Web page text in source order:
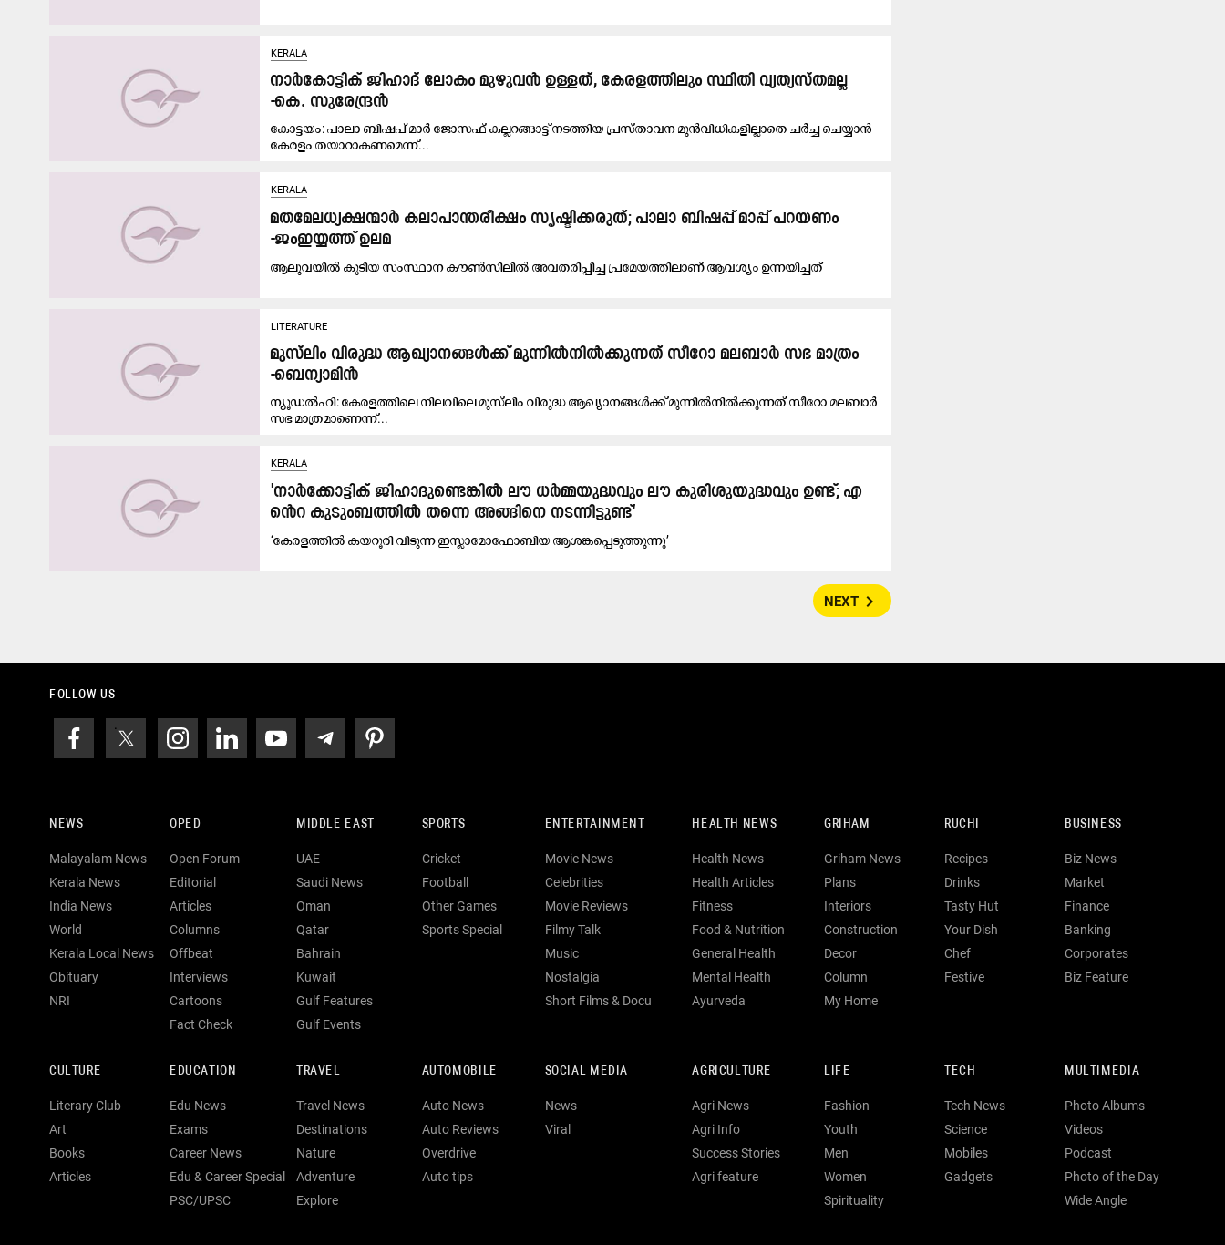
KERALA
നാർ​​േകാട്ടിക്​ ജിഹാദ്​ ലോകം മുഴുവൻ ഉള്ളത്​, കേരളത്തിലും സ്ഥിതി വ്യത്യസ്തമല്ല
-കെ. സുരേന്ദ്രൻ
കോട്ടയം: പാലാ ബിഷപ്​ മാർ ജോസഫ്​ കല്ലറങ്ങാട്ട്​ നടത്തിയ പ്രസ്​താവന മുൻവിധികളില്ലാതെ ചർച്ച ചെയ്യാൻ
കേരളം തയാറാകണമെന്ന്​...
KERALA
മതമേലധ്യക്ഷന്മാർ കലാപാന്തരീക്ഷം സൃഷ്ടിക്കരുത്; പാലാ ബിഷപ്പ് മാപ്പ് പറയണം
-ജംഇയ്യത്ത് ഉലമ
ആലുവയിൽ കൂടിയ സംസ്ഥാന കൗൺസിലിൽ അവതരിപ്പിച്ച പ്രമേയത്തിലാണ്​ ആവശ്യം ഉന്നയിച്ചത്​
LITERATURE
മുസ്‌ലിം വിരുദ്ധ ആഖ്യാനങ്ങള്‍ക്ക് മുന്നില്‍നില്‍ക്കുന്നത് സീറോ മലബാര്‍ സഭ മാത്രം
-ബെന്യാമിൻ
ന്യൂഡൽഹി: ​കേരളത്തിലെ നിലവിലെ മുസ്‌ലിം വിരുദ്ധ ആഖ്യാനങ്ങള്‍ക്ക് മുന്നില്‍നില്‍ക്കുന്നത് സീറോ മലബാര്‍
സഭ മാത്രമാണെന്ന്...
KERALA
'നാർക്കോട്ടിക്​ ജിഹാദുണ്ടെങ്കിൽ ലൗ ധർമ്മയുദ്ധവും ലൗ കുരിശുയുദ്ധവും ഉണ്ട്​; എ​
െൻറ കുടുംബത്തിൽ തന്നെ അങ്ങിനെ നടന്നിട്ടുണ്ട്'​
‘കേരളത്തിൽ കയറൂരി വിടുന്ന ഇസ്ലാമോഫോബിയ ആശങ്കപ്പെടുത്തുന്നു’
NEXT navigate_next
FOLLOW US
NEWS
Malayalam News
Kerala News
India News
World
Kerala Local News
Obituary
NRI
OPED
Open Forum
Editorial
Articles
Columns
Offbeat
Interviews
Cartoons
Fact Check
MIDDLE EAST
UAE
Saudi News
Oman
Qatar
Bahrain
Kuwait
Gulf Features
Gulf Events
SPORTS
Cricket
Football
Other Games
Sports Special
ENTERTAINMENT
Movie News
Celebrities
Movie Reviews
Filmy Talk
Music
Nostalgia
Short Films & Docu
HEALTH NEWS
Health News
Health Articles
Fitness
Food & Nutrition
General Health
Mental Health
Ayurveda
GRIHAM
Griham News
Plans
Interiors
Construction
Decor
Column
My Home
RUCHI
Recipes
Drinks
Tasty Hut
Your Dish
Chef
Festive
BUSINESS
Biz News
Market
Finance
Banking
Corporates
Biz Feature
CULTURE
Literary Club
Art
Books
Articles
EDUCATION
Edu News
Exams
Career News
Edu & Career Special
PSC/UPSC
TRAVEL
Travel News
Destinations
Nature
Adventure
Explore
AUTOMOBILE
Auto News
Auto Reviews
Overdrive
Auto tips
SOCIAL MEDIA
News
Viral
AGRICULTURE
Agri News
Agri Info
Success Stories
Agri feature
LIFE
Fashion
Youth
Men
Women
Spirituality
TECH
Tech News
Science
Mobiles
Gadgets
MULTIMEDIA
Photo Albums
Videos
Podcast
Photo of the Day
Wide Angle